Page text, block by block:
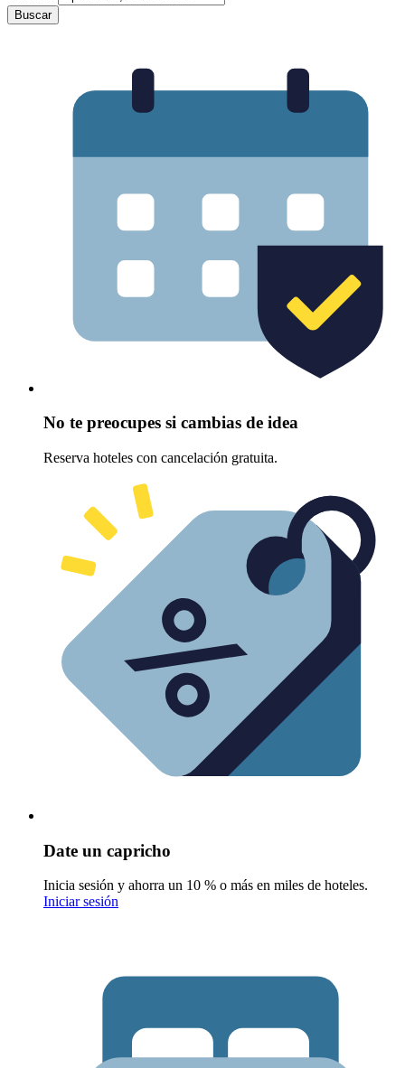
Buscar
No te preocupes si cambias de idea
Reserva hoteles con cancelación gratuita.
Date un capricho
Inicia sesión y ahorra un 10 % o más en miles de hoteles.
Iniciar sesión